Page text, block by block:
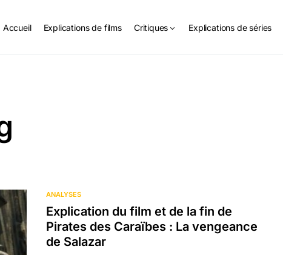
Accueil Explications de films Critiques Explications de séries
ANALYSES
Explication du film et de la fin de
Pirates des Caraïbes : La vengeance
de Salazar